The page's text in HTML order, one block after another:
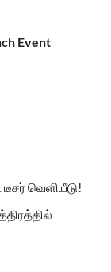
Event
டீசர் வெளியீடு!